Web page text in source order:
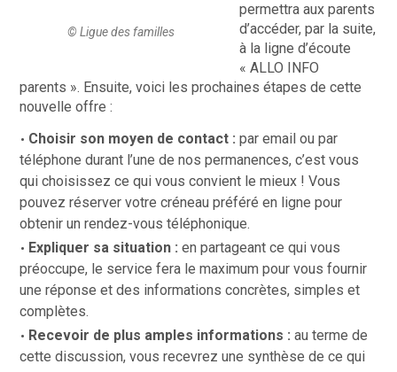
© Ligue des familles
permettra aux parents
d’accéder, par la suite,
à la ligne d’écoute
« ALLO INFO
parents ». Ensuite, voici les prochaines étapes de cette
nouvelle offre :
Choisir son moyen de contact :par email ou par
téléphone durant l’une de nos permanences, c’est vous
qui choisissez ce qui vous convient le mieux ! Vous
pouvez réserver votre créneau préféré en ligne pour
obtenir un rendez-vous téléphonique.
Expliquer sa situation :en partageant ce qui vous
préoccupe, le service fera le maximum pour vous fournir
une réponse et des informations concrètes, simples et
complètes.
Recevoir de plus amples informations : au terme de
cette discussion, vous recevrez une synthèse de ce qui